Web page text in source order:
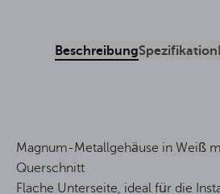
BeschreibungSpezifikation
Magnum-Metallgehäuse in Weiß
Querschnitt
Flache Unterseite, ideal für die